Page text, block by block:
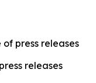
press releases
releases